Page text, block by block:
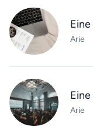
Arie
Arie